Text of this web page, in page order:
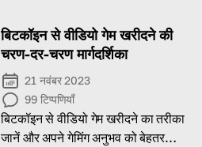
मिलकर पता लगाएँ।
बिटकॉइन से वीडियो गेम खरीदने की
चरण-दर-चरण मार्गदर्शिका
21 नवंबर 2023
99 टिप्पणियाँ
बिटकॉइन से वीडियो गेम खरीदने का तरीका
जानें और अपने गेमिंग अनुभव को बेहतर